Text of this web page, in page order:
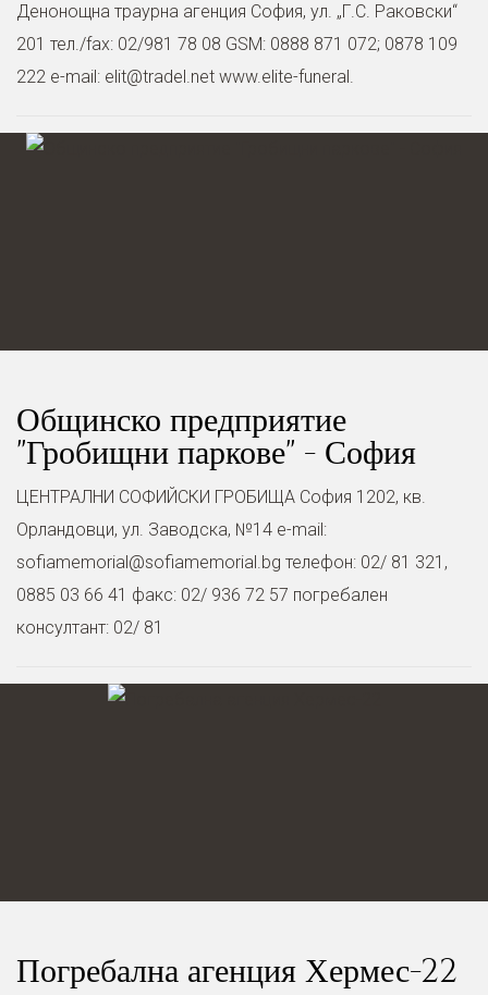
Денонощна траурна агенция София, ул. „Г.С. Раковски“
201 тел./fax: 02/981 78 08 GSM: 0888 871 072; 0878 109
222 e-mail: elit@tradel.net www.elite-funeral.
Общинско предприятие
"Гробищни паркове" - София
ЦЕНТРАЛНИ СОФИЙСКИ ГРОБИЩА София 1202, кв.
Орландовци, ул. Завoдска, №14 e-mail:
sofiamemorial@sofiamemorial.bg телефон: 02/ 81 321,
0885 03 66 41 факс: 02/ 936 72 57 погребален
консултант: 02/ 81
Погребална агенция Хермес-22